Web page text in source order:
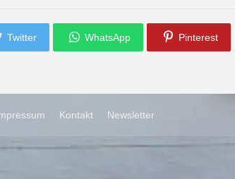
Twitter WhatsApp Pinterest
Kontakt Newsletter